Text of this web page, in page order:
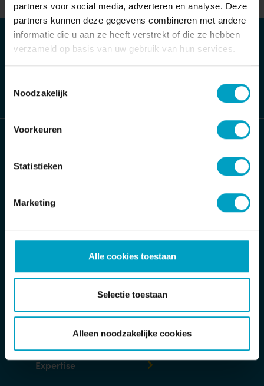
partners voor social media, adverteren en analyse. Deze
partners kunnen deze gegevens combineren met andere
informatie die u aan ze heeft verstrekt of die ze hebben
verzameld op basis van uw gebruik van hun services.
Noodzakelijk
Voorkeuren
Statistieken
Marketing
Alle cookies toestaan
Selectie toestaan
Alleen noodzakelijke cookies
MAIL ONS DIRECT
Stuur bericht
5491 DC Sint-Oedenrode
Postbus 32
5490 AA Sint-Oedenrode
T Toon telefoonnummer
Verzoek-tot-herstelformulier
Expertise